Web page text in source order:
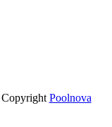
Poolnova